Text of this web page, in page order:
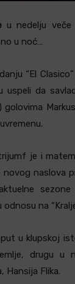
u nedelju
u noć…
“El
uspeli da
golovima
je i
novog naslova
na
u klupskoj
drugu u
Hansija Flika.